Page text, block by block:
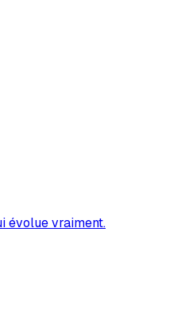
évolue vraiment.